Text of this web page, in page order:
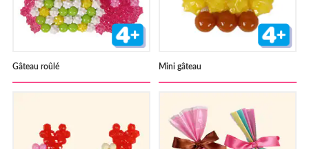
Gâteau roûlé Mini gâteau